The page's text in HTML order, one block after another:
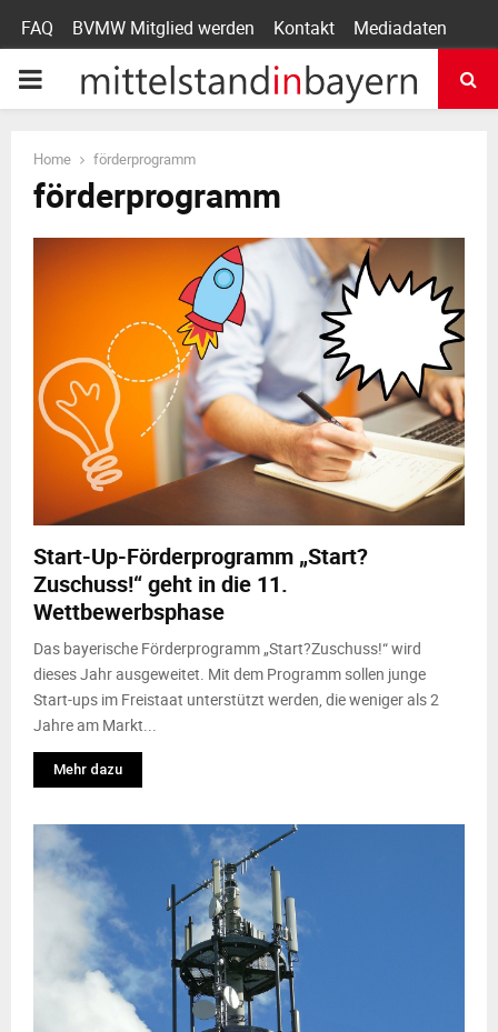
FAQ BVMW Mitglied werden Kontakt Mediadaten
P
M
M
E
N
U
Home förderprogramm
förderprogramm
Start-Up-Förderprogramm „Start?
Zuschuss!“ geht in die 11.
Wettbewerbsphase
Das bayerische Förderprogramm „Start?Zuschuss!“ wird
dieses Jahr ausgeweitet. Mit dem Programm sollen junge
Start-ups im Freistaat unterstützt werden, die weniger als 2
Jahre am Markt...
Mehr dazu